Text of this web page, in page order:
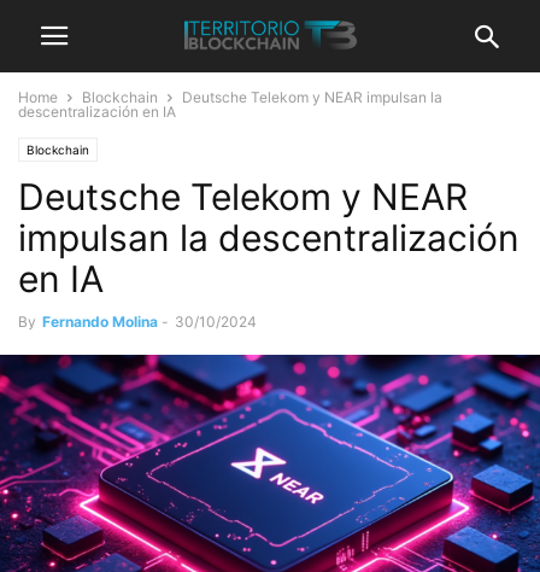
Home Blockchain
Deutsche Telekom y NEAR impulsan la
descentralización en IA
Blockchain
Deutsche Telekom y NEAR
impulsan la descentralización
en IA
By Fernando Molina - 30/10/2024